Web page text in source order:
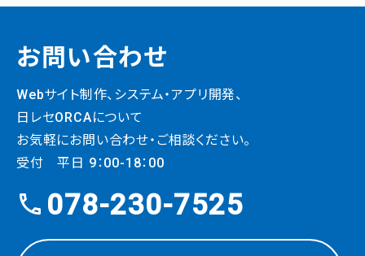
お問い合わせ
Webサイト制作、システム・アプリ開発、
日レセORCAについて
お気軽にお問い合わせ・ご相談ください。
受付 平日 9：00-18：00
078-230-7525